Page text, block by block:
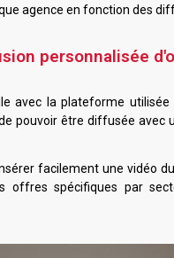
agence en fonction des
personnalisée
avec la plateforme
pouvoir être diffusée avec
facilement une vidéo
offres spécifiques par